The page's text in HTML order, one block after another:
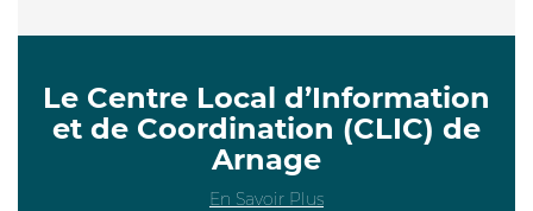
Le Centre Local d’Information
et de Coordination (CLIC) de
Arnage
En Savoir Plus